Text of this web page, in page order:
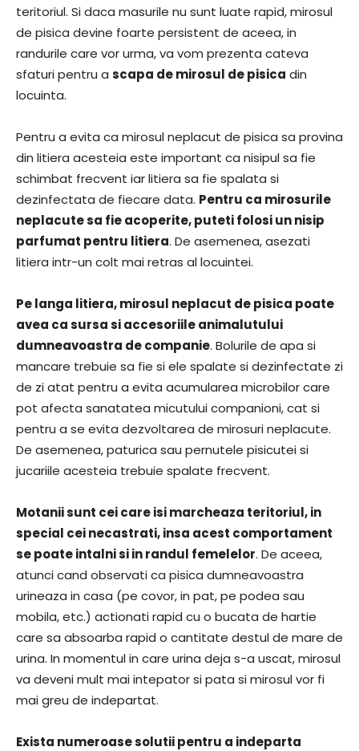
teritoriul. Si daca masurile nu sunt luate rapid, mirosul
de pisica devine foarte persistent de aceea, in
randurile care vor urma, va vom prezenta cateva
sfaturi pentru a scapa de mirosul de pisica din
locuinta.
Pentru a evita ca mirosul neplacut de pisica sa provina
din litiera acesteia este important ca nisipul sa fie
schimbat frecvent iar litiera sa fie spalata si
dezinfectata de fiecare data. Pentru ca mirosurile
neplacute sa fie acoperite, puteti folosi un nisip
parfumat pentru litiera. De asemenea, asezati
litiera intr-un colt mai retras al locuintei.
Pe langa litiera, mirosul neplacut de pisica poate
avea ca sursa si accesoriile animalutului
dumneavoastra de companie. Bolurile de apa si
mancare trebuie sa fie si ele spalate si dezinfectate zi
de zi atat pentru a evita acumularea microbilor care
pot afecta sanatatea micutului companioni, cat si
pentru a se evita dezvoltarea de mirosuri neplacute.
De asemenea, paturica sau pernutele pisicutei si
jucariile acesteia trebuie spalate frecvent.
Motanii sunt cei care isi marcheaza teritoriul, in
special cei necastrati, insa acest comportament
se poate intalni si in randul femelelor. De aceea,
atunci cand observati ca pisica dumneavoastra
urineaza in casa (pe covor, in pat, pe podea sau
mobila, etc.) actionati rapid cu o bucata de hartie
care sa absoarba rapid o cantitate destul de mare de
urina. In momentul in care urina deja s-a uscat, mirosul
va deveni mult mai intepator si pata si mirosul vor fi
mai greu de indepartat.
Exista numeroase solutii pentru a indeparta